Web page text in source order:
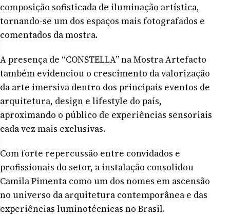
composição sofisticada de iluminação artística,
tornando-se um dos espaços mais fotografados e
comentados da mostra.
A presença de “CONSTELLA” na Mostra Artefacto
também evidenciou o crescimento da valorização
da arte imersiva dentro dos principais eventos de
arquitetura, design e lifestyle do país,
aproximando o público de experiências sensoriais
cada vez mais exclusivas.
Com forte repercussão entre convidados e
profissionais do setor, a instalação consolidou
Camila Pimenta como um dos nomes em ascensão
no universo da arquitetura contemporânea e das
experiências luminotécnicas no Brasil.